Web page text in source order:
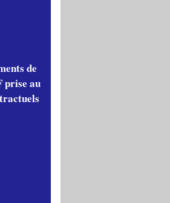
de
prise au